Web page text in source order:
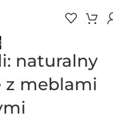
naturalny
z meblami